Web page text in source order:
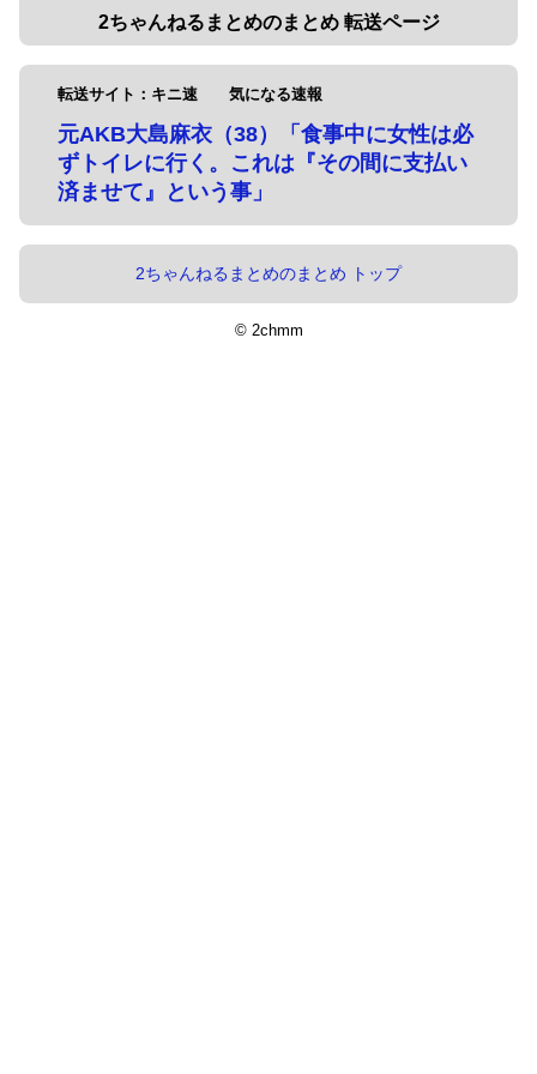
2ちゃんねるまとめのまとめ 転送ページ
転送サイト：キニ速 気になる速報
元AKB大島麻衣（38）「食事中に女性は必
ずトイレに行く。これは『その間に支払い
済ませて』という事」
2ちゃんねるまとめのまとめ トップ
© 2chmm